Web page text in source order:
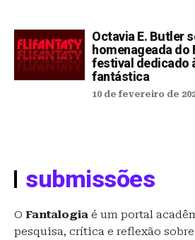
Octavia E. Butler
homenageada do
festival dedicado
fantástica
10 de fevereiro de
submissões
O Fantalogia é um portal
pesquisa, crítica e reflexão